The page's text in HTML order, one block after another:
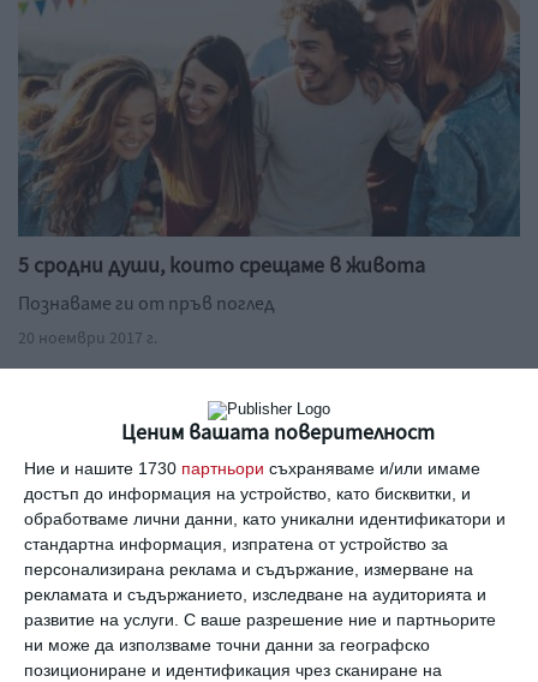
Ценим вашата поверителност
Ние и нашите 1730 партньори съхраняваме и/или имаме
достъп до информация на устройство, като бисквитки, и
обработваме лични данни, като уникални идентификатори и
стандартна информация, изпратена от устройство за
персонализирана реклама и съдържание, измерване на
рекламата и съдържанието, изследване на аудиторията и
развитие на услуги. С ваше разрешение ние и партньорите
ни може да използваме точни данни за географско
позициониране и идентификация чрез сканиране на
5 сродни души, които срещаме в живота
Познаваме ги от пръв поглед
20 ноември 2017 г.
Вижте още